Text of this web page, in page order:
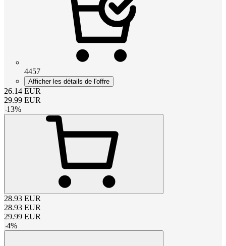
4457
Afficher les détails de l'offre
26.14 EUR
29.99 EUR
-13%
28.93 EUR
28.93 EUR
29.99 EUR
-4%